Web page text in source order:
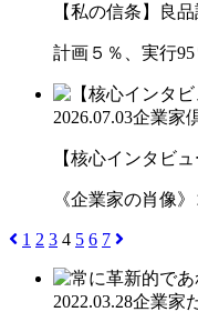
【私の信条】良
計画５％、実行95
2026.07.03企業家
【核心インタビ
《企業家の肖像
1 2 3 4 5 6 7
2022.03.28企業家